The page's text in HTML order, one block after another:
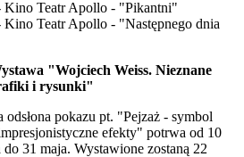
Kino Teatr Apollo - "Pikantni"
Kino Teatr Apollo - "Następnego dnia
"Wojciech Weiss. Nieznane
i rysunki"
odsłona pokazu pt. "Pejzaż - symbol
efekty" potrwa od 10
31 maja. Wystawione zostaną 22